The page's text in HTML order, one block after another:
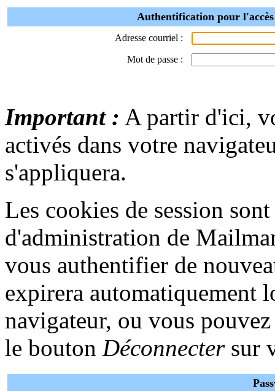
Authentification pour
Adresse courriel :
Mot de passe :
Important : A partir d'ici,
activés dans votre
s'appliquera.
Les cookies de session
d'administration de
vous authentifier de
expirera automatiquement
navigateur, ou vous
le bouton Déconnectersur